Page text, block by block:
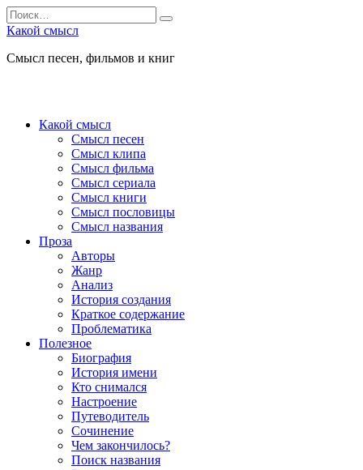
Перейти
к
Search
for:
Какой смысл
Смысл песен, фильмов и книг
Какой смысл
Смысл песен
Смысл клипа
Смысл фильма
Смысл сериала
Смысл книги
Смысл пословицы
Смысл названия
Проза
Авторы
Жанр
Анализ
История создания
Краткое содержание
Проблематика
Полезное
Биография
История имени
Кто снимался
Настроение
Путеводитель
Сочинение
Чем закончилось?
Поиск названия